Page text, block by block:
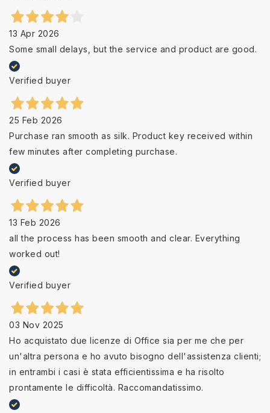
13 Apr 2026
Some small delays, but the service and product are good.
Verified buyer
25 Feb 2026
Purchase ran smooth as silk. Product key received within
few minutes after completing purchase.
Verified buyer
13 Feb 2026
all the process has been smooth and clear. Everything
worked out!
Verified buyer
03 Nov 2025
Ho acquistato due licenze di Office sia per me che per
un'altra persona e ho avuto bisogno dell'assistenza clienti;
in entrambi i casi è stata efficientissima e ha risolto
prontamente le difficoltà. Raccomandatissimo.